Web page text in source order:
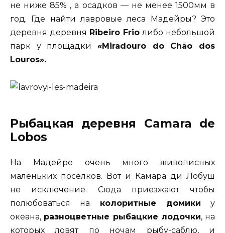
не ниже 85% , а осадков — не менее 1500мм в
год. Где найти лавровые леса Мадейры? Это
деревня деревня Ribeiro Frio либо небольшой
парк у площадки «Miradouro do Chão dos
Louros».
Рыбацкая деревня Camara de
Lobos
На Мадейре очень много живописных
маленьких поселков. Вот и Камара ди Лобуш
не исключение. Сюда приезжают чтобы
полюбоваться на колоритные домики у
океана, разноцветные рыбацкие лодочки, на
которых ловят по ночам рыбу-саблю, и